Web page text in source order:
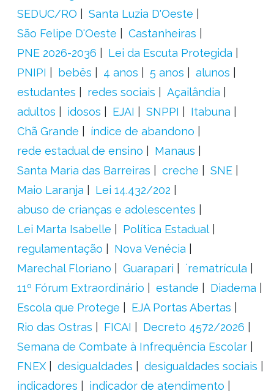
SEDUC/RO
Santa Luzia D'Oeste
São Felipe D'Oeste
Castanheiras
PNE 2026-2036
Lei da Escuta Protegida
PNIPI
bebês 4 anos 5 anos
alunos
estudantes
redes sociais
Açailândia
adultos
idosos EJAI SNPPI
Itabuna
Chã Grande
índice de abandono
rede estadual de ensino
Manaus
Santa Maria das Barreiras
creche
SNE
Maio Laranja
Lei 14.432/202
abuso de crianças e adolescentes
Lei Marta Isabelle
Política Estadual
regulamentação
Nova Venécia
Marechal Floriano
Guarapari
´rematrícula
11º Fórum Extraordinário
estande
Diadema
Escola que Protege
EJA Portas Abertas
Rio das Ostras
FICAI
Decreto 4572/2026
Semana de Combate à Infrequência Escolar
FNEX
desigualdades
desigualdades sociais
indicadores
indicador de atendimento